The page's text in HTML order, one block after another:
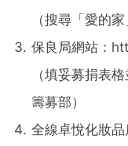
（搜尋「愛的
保良局網站：
（填妥募捐表
籌募部）
全線卓悅化妝品